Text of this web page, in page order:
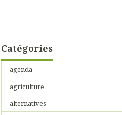
Catégories
agenda
agriculture
alternatives